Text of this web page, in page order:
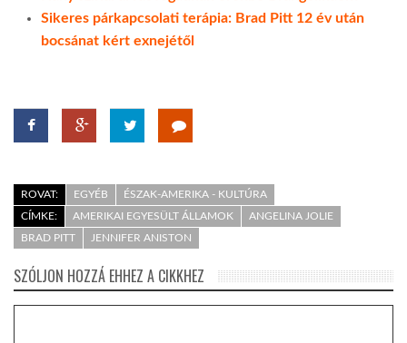
Sikeres párkapcsolati terápia: Brad Pitt 12 év után
bocsánat kért exnejétől
ROVAT: EGYÉB
ÉSZAK-AMERIKA - KULTÚRA
CÍMKE:
AMERIKAI EGYESÜLT ÁLLAMOK
ANGELINA JOLIE
BRAD PITT
JENNIFER ANISTON
SZÓLJON HOZZÁ EHHEZ A CIKKHEZ